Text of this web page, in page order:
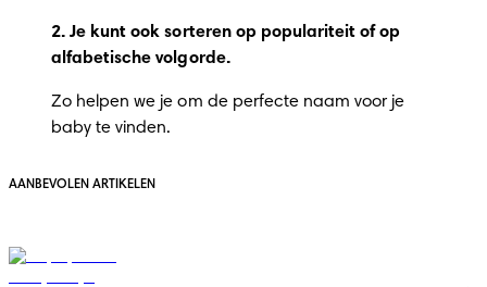
2. Je kunt ook sorteren op populariteit of op
alfabetische volgorde.
Zo helpen we je om de perfecte naam voor je
baby te vinden.
AANBEVOLEN ARTIKELEN